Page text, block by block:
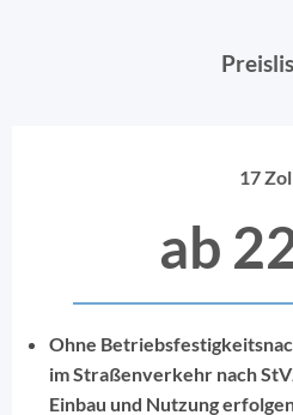
17
ab
Ohne
im Straßenverkehr nach
Einbau und Nutzung